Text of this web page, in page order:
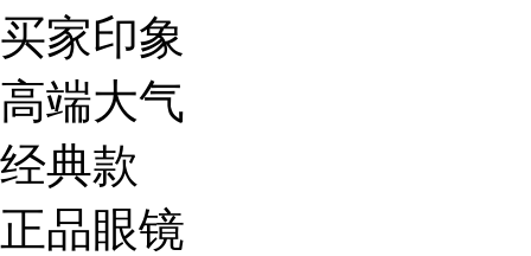
买家印象
高端大气
经典款
正品眼镜